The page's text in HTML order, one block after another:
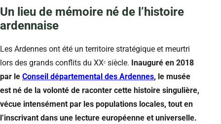
Un lieu de mémoire né de l’histoire
ardennaise
Les Ardennes ont été un territoire stratégique et meurtri
lors des grands conflits du XXᵉ siècle. Inauguré en 2018
par le Conseil départemental des Ardennes, le musée
est né de la volonté de raconter cette histoire singulière,
vécue intensément par les populations locales, tout en
l’inscrivant dans une lecture européenne et universelle.